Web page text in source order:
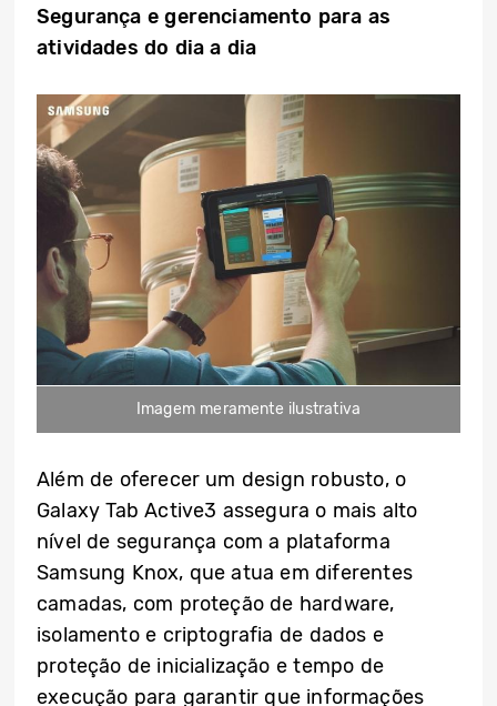
Segurança e gerenciamento para as
atividades do dia a dia
Imagem meramente ilustrativa
Além de oferecer um design robusto, o
Galaxy Tab Active3 assegura o mais alto
nível de segurança com a plataforma
Samsung Knox, que atua em diferentes
camadas, com proteção de hardware,
isolamento e criptografia de dados e
proteção de inicialização e tempo de
execução para garantir que informações